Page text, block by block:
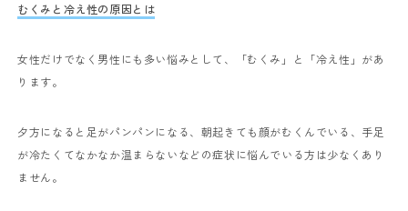
むくみと冷え性の原因とは
女性だけでなく男性にも多い悩みとして、「むくみ」と「冷え性」があ
ります。
夕方になると足がパンパンになる、朝起きても顔がむくんでいる、手足
が冷たくてなかなか温まらないなどの症状に悩んでいる方は少なくあり
ません。